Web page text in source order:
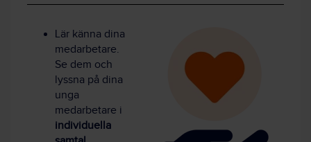
Lär känna dina
medarbetare.
Se dem och
lyssna på dina
unga
medarbetare i
individuella